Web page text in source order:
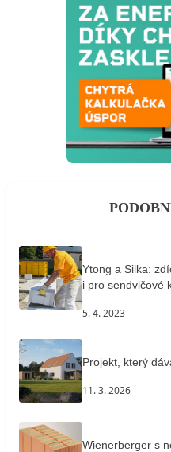
Ytong a Silka:
i pro sendvičové
5. 4. 2023
Projekt, který
11. 3. 2026
Wienerberger s